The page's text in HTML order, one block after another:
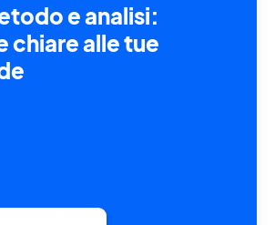
e analisi:
chiare alle tue